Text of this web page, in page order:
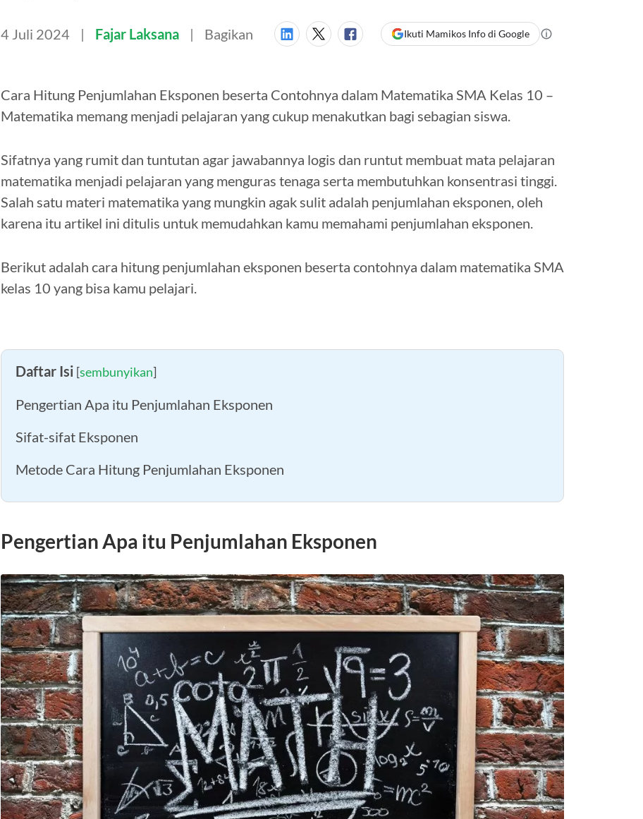
4 Juli 2024 Fajar Laksana Bagikan Ikuti Mamikos Info di Google
Cara Hitung Penjumlahan Eksponen beserta Contohnya dalam Matematika SMA Kelas 10 –
Matematika memang menjadi pelajaran yang cukup menakutkan bagi sebagian siswa.
Sifatnya yang rumit dan tuntutan agar jawabannya logis dan runtut membuat mata pelajaran
matematika menjadi pelajaran yang menguras tenaga serta membutuhkan konsentrasi tinggi.
Salah satu materi matematika yang mungkin agak sulit adalah penjumlahan eksponen, oleh
karena itu artikel ini ditulis untuk memudahkan kamu memahami penjumlahan eksponen.
Berikut adalah cara hitung penjumlahan eksponen beserta contohnya dalam matematika SMA
kelas 10 yang bisa kamu pelajari.
Daftar Isi [sembunyikan]
Pengertian Apa itu Penjumlahan Eksponen
Sifat-sifat Eksponen
Metode Cara Hitung Penjumlahan Eksponen
Pengertian Apa itu Penjumlahan Eksponen